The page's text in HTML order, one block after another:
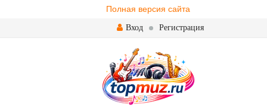
Полная версия сайта
Вход Регистрация